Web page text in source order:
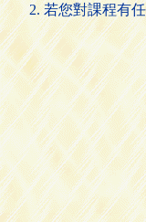
若您對課程有